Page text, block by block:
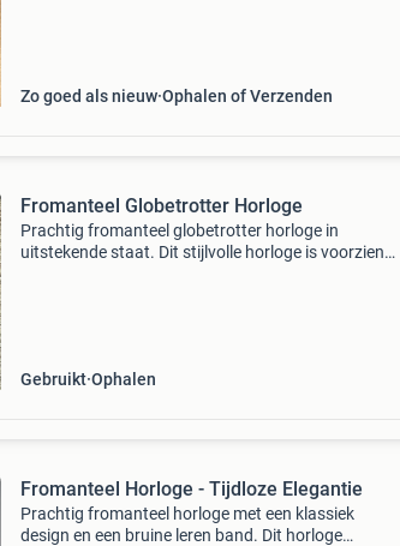
Zo goed als nieuw Ophalen of Verzenden
Fromanteel Globetrotter Horloge
Prachtig fromanteel globetrotter horloge in
uitstekende staat. Dit stijlvolle horloge is voorzien
Gebruikt Ophalen
Fromanteel Horloge - Tijdloze Elegantie
Prachtig fromanteel horloge met een klassiek
design en een bruine leren band. Dit horloge